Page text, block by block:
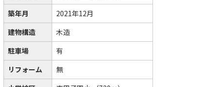
築年月
2021年12月
建物構造
木造
駐車場
有
リフォーム
無